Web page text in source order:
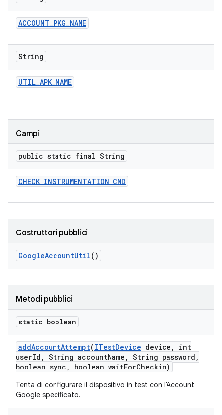
ACCOUNT_PKG_NAME
String
UTIL_APK_NAME
Campi
public static final String
CHECK_INSTRUMENTATION_CMD
Costruttori pubblici
GoogleAccountUtil()
Metodi pubblici
static boolean
addAccountAttempt(ITestDevice device ,
int
userId , String accountName , String password ,
boolean sync , boolean waitForCheckin)
Tenta di configurare il dispositivo in test con l'Account
Google specificato.